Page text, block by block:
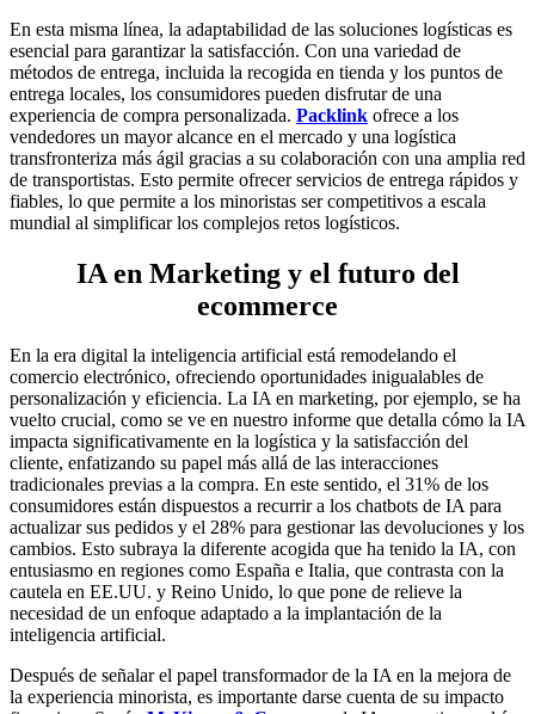
En esta misma línea, la adaptabilidad de las soluciones logísticas es
esencial para garantizar la satisfacción. Con una variedad de
métodos de entrega, incluida la recogida en tienda y los puntos de
entrega locales, los consumidores pueden disfrutar de una
experiencia de compra personalizada. Packlink ofrece a los
vendedores un mayor alcance en el mercado y una logística
transfronteriza más ágil gracias a su colaboración con una amplia red
de transportistas. Esto permite ofrecer servicios de entrega rápidos y
fiables, lo que permite a los minoristas ser competitivos a escala
mundial al simplificar los complejos retos logísticos.
IA en Marketing y el futuro del
ecommerce
En la era digital la inteligencia artificial está remodelando el
comercio electrónico, ofreciendo oportunidades inigualables de
personalización y eficiencia. La IA en marketing, por ejemplo, se ha
vuelto crucial, como se ve en nuestro informe que detalla cómo la IA
impacta significativamente en la logística y la satisfacción del
cliente, enfatizando su papel más allá de las interacciones
tradicionales previas a la compra. En este sentido, el 31% de los
consumidores están dispuestos a recurrir a los chatbots de IA para
actualizar sus pedidos y el 28% para gestionar las devoluciones y los
cambios. Esto subraya la diferente acogida que ha tenido la IA, con
entusiasmo en regiones como España e Italia, que contrasta con la
cautela en EE.UU. y Reino Unido, lo que pone de relieve la
necesidad de un enfoque adaptado a la implantación de la
inteligencia artificial.
Después de señalar el papel transformador de la IA en la mejora de
la experiencia minorista, es importante darse cuenta de su impacto